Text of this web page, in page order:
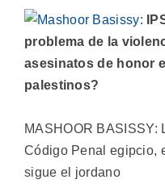
problema de la
asesinatos de honor
palestinos?
MASHOOR BASISSY:
Código Penal egipcio,
sigue el jordano